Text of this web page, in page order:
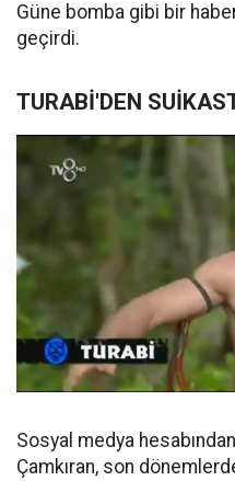
Güne bomba gibi bir
geçirdi.
TURABİ'DEN
Sosyal medya
Çamkıran, son